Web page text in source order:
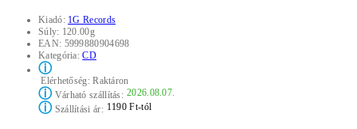
Kiadó: 1G Records
Súly: 120.00g
EAN: 5999880904698
Kategória:CD
ⓘ
Elérhetőség:Raktáron
ⓘVárható szállítás: 2026.08.07.
ⓘSzállítási ár: 1190 Ft-tól